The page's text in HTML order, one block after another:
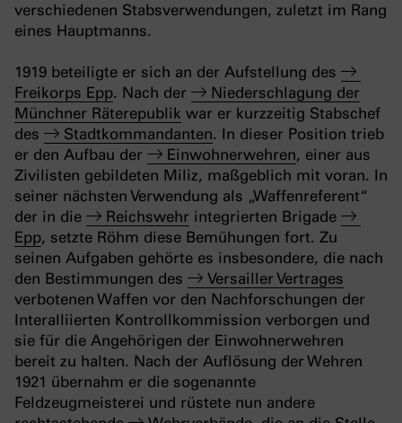
verschiedenen Stabsverwendungen, zuletzt im Rang
eines Hauptmanns.
1919 beteiligte er sich an der Aufstellung des
Freikorps Epp. Nach der
Niederschlagung der
Münchner Räterepublik war er kurzzeitig Stabschef
des
Stadtkommandanten. In dieser Position trieb
er den Aufbau der
Einwohnerwehren, einer aus
Zivilisten gebildeten Miliz, maßgeblich mit voran. In
seiner nächsten Verwendung als „Waffenreferent“
der in die
Reichswehr integrierten Brigade
Epp, setzte Röhm diese Bemühungen fort. Zu
seinen Aufgaben gehörte es insbesondere, die nach
den Bestimmungen des
Versailler Vertrages
verbotenen Waffen vor den Nachforschungen der
Interalliierten Kontrollkommission verborgen und
sie für die Angehörigen der Einwohnerwehren
bereit zu halten. Nach der Auflösung der Wehren
1921 übernahm er die sogenannte
Feldzeugmeisterei und rüstete nun andere